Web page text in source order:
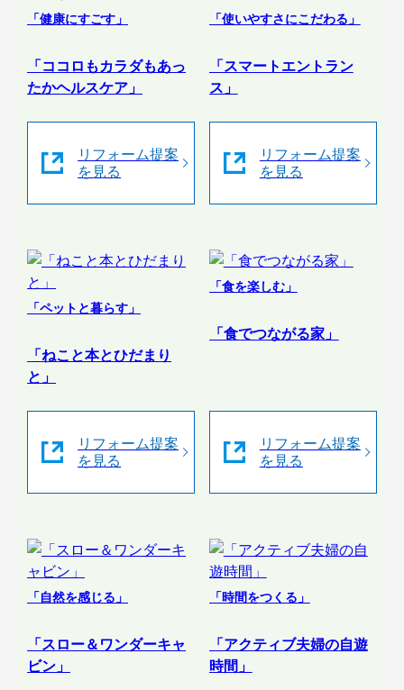
「健康にすごす」
「ココロもカラダもあっ
たかヘルスケア」
リフォーム提案
を見る
「使いやすさにこだわる」
「スマートエントラン
ス」
リフォーム提案
を見る
「ペットと暮らす」
「ねこと本とひだまり
と」
リフォーム提案
を見る
「食を楽しむ」
「食でつながる家」
リフォーム提案
を見る
「自然を感じる」
「スロー＆ワンダーキャ
ビン」
「時間をつくる」
「アクティブ夫婦の自遊
時間」